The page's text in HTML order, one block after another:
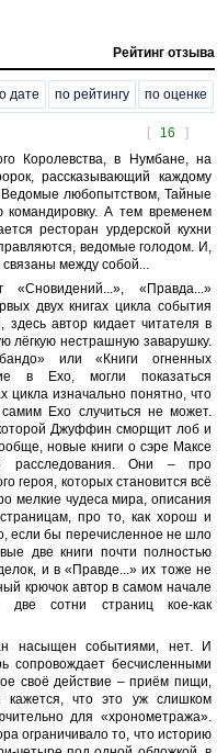
Рейтинг отзыва
дате по рейтингу по оценке
[ 16 ]
Королевства, в Нумбане, на
рассказывающий каждому
любопытством, Тайные
А тем временем
ресторан урдерской кухни
ведомые голодом. И,
между собой...
«Правда...»
двух книгах цикла события
здесь автор кидает читателя в
лёгкую нестрашную заварушку.
или «Книги огненных
в Ехо, могли показаться
цикла изначально понятно, что
Ехо случиться не может.
Джуффин сморщит лоб и
новые книги о сэре Максе
Они – про
героя, которых становится всё
мелкие чудеса мира, описания
про то, как хорош и
если бы перечисленное не шло
две книги почти полностью
и в «Правде...» их тоже не
крючок автор в самом начале
две сотни страниц кое-как
насыщен событиями, нет. И
сопровождает бесчисленными
своё действие – приём пищи,
что это уж слишком
для «хронометража».
ограничивало то, что историю